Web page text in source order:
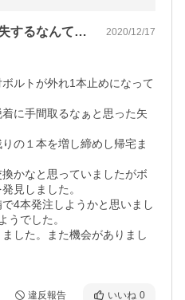
クリート取付ボルトが紛失するなんて・・・ 2020/12/17
ルトが外れ1本止めになって
に手間取るなぁと思った矢
の１本を増し締めし帰宅ま
かなと思っていましたがボ
見しました。
4本発注しようかと思いまし
うでした。
した。また機会がありまし
違反報告 いいね 0